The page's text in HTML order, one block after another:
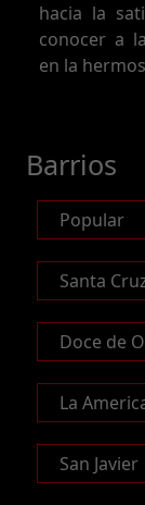
hacia la
conocer a
en la
Barrios
Popular
Santa
Doce de
La
San Javier